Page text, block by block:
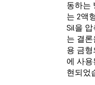
동하는
는 2액
Sil을
는 결
용 금
에 사
현되었